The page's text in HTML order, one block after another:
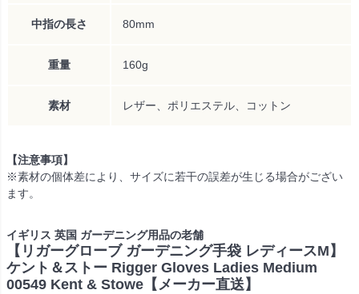
中指の長さ 80mm
重量 160g
素材 レザー、ポリエステル、コットン
【注意事項】
※素材の個体差により、サイズに若干の誤差が生じる場合がござい
ます。
イギリス 英国 ガーデニング用品の老舗
【リガーグローブ ガーデニング手袋 レディースM】
ケント＆ストー Rigger Gloves Ladies Medium
00549 Kent & Stowe【メーカー直送】